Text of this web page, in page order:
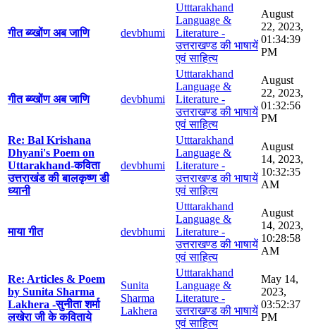
गीत ब्य्खोंण अब जाणि devbhumi
Utttarakhand
Language &
Literature -
उत्तराखण्ड की भाषायें
एवं साहित्य
August
22, 2023,
01:34:39
PM
गीत ब्य्खोंण अब जाणि devbhumi
Utttarakhand
Language &
Literature -
उत्तराखण्ड की भाषायें
एवं साहित्य
August
22, 2023,
01:32:56
PM
Re: Bal Krishana
Dhyani's Poem on
Uttarakhand-कविता
उत्तराखंड की बालकृष्ण डी
ध्यानी
devbhumi
Utttarakhand
Language &
Literature -
उत्तराखण्ड की भाषायें
एवं साहित्य
August
14, 2023,
10:32:35
AM
माया गीत devbhumi
Utttarakhand
Language &
Literature -
उत्तराखण्ड की भाषायें
एवं साहित्य
August
14, 2023,
10:28:58
AM
Re: Articles & Poem
by Sunita Sharma
Lakhera -सुनीता शर्मा
लखेरा जी के कविताये
Sunita
Sharma
Lakhera
Utttarakhand
Language &
Literature -
उत्तराखण्ड की भाषायें
एवं साहित्य
May 14,
2023,
03:52:37
PM